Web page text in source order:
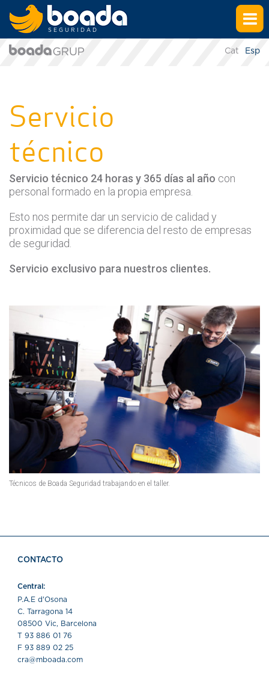
SEGURIDAD
Cat Esp
Servicio
técnico
Servicio técnico 24 horas y 365 días al año con
personal formado en la propia empresa.
Esto nos permite dar un servicio de calidad y
proximidad que se diferencia del resto de empresas
de seguridad.
Servicio exclusivo para nuestros clientes.
Técnicos de Boada Seguridad trabajando en el taller.
CONTACTO
Central:
P.A.E d'Osona
C. Tarragona 14
08500 Vic, Barcelona
T 93 886 01 76
F 93 889 02 25
cra@mboada.com